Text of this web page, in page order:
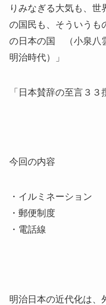
りみなぎる大気も、
の国民も、そういうも
の日本の国 （小泉八
明治時代）」
「日本賛辞の至言３
今回の内容
・イルミネーション
・郵便制度
・電話線
明治日本の近代化は、